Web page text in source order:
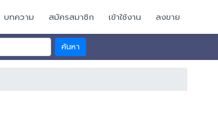
บทความ สมัครสมาชิก เข้าใช้งาน ลงขาย
ค้นหา